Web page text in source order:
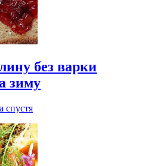
без варки
зиму
спустя